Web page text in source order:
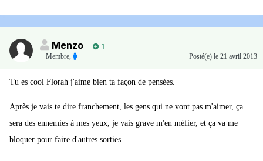
Menzo
1
Membre, Posté(e) le 21 avril 2013
Tu es cool Florah j'aime bien ta façon de pensées.
Après je vais te dire franchement, les gens qui ne vont pas m'aimer, ça
sera des ennemies à mes yeux, je vais grave m'en méfier, et ça va me
bloquer pour faire d'autres sorties